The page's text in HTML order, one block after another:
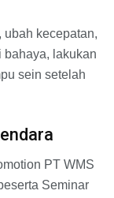
ubah kecepatan,
bahaya, lakukan
sein setelah
PT WMS
Seminar